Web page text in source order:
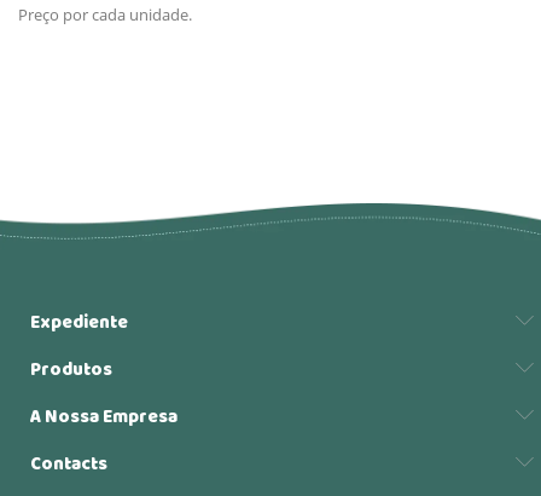
Preço por cada unidade.
Expediente
Produtos
A Nossa Empresa
Contacts